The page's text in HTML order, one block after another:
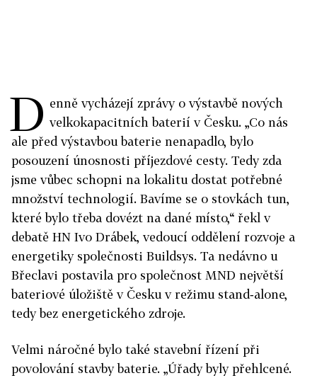
D enně vycházejí zprávy o výstavbě nových
velkokapacitních baterií v Česku. „Co nás
ale před výstavbou baterie nenapadlo, bylo
posouzení únosnosti příjezdové cesty. Tedy zda
jsme vůbec schopni na lokalitu dostat potřebné
množství technologií. Bavíme se o stovkách tun,
které bylo třeba dovézt na dané místo,“ řekl v
debatě HN Ivo Drábek, vedoucí oddělení rozvoje a
energetiky společnosti Buildsys. Ta nedávno u
Břeclavi postavila pro společnost MND největší
bateriové úložiště v Česku v režimu stand‑alone,
tedy bez energetického zdroje.
Velmi náročné bylo také stavební řízení při
povolování stavby baterie. „Úřady byly přehlcené.